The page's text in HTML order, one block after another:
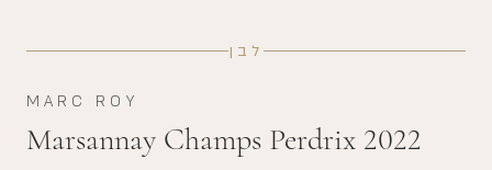
לבן
MARC ROY
Marsannay Champs Perdrix 2022